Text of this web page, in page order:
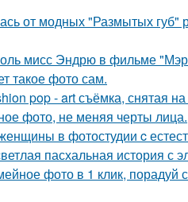
от модных "Размытых губ"
мисс Эндрю в фильме
такое фото сам.
pop - art съёмка, снятая
фото, не меняя черты лица.
в фотостудии c
пасхальная история с
фото в 1 клик, порадуй